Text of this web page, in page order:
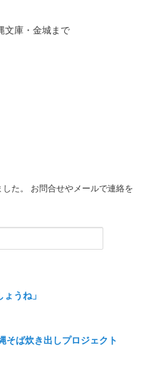
文庫・金城まで
た。 お問合せやメールで連絡を
うね」
ば炊き出しプロジェクト